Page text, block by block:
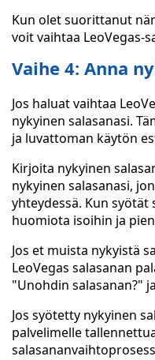
Kun olet suorittanut
voit vaihtaa LeoVegas-
Vaihe 4: Anna
Jos haluat vaihtaa
nykyinen salasanasi.
ja luvattoman käytön
Kirjoita nykyinen
nykyinen salasanasi,
yhteydessä. Kun
huomiota isoihin ja
Jos et muista nykyistä
LeoVegas salasanan
"Unohdin salasanan?"
Jos syötetty nykyinen
palvelimelle